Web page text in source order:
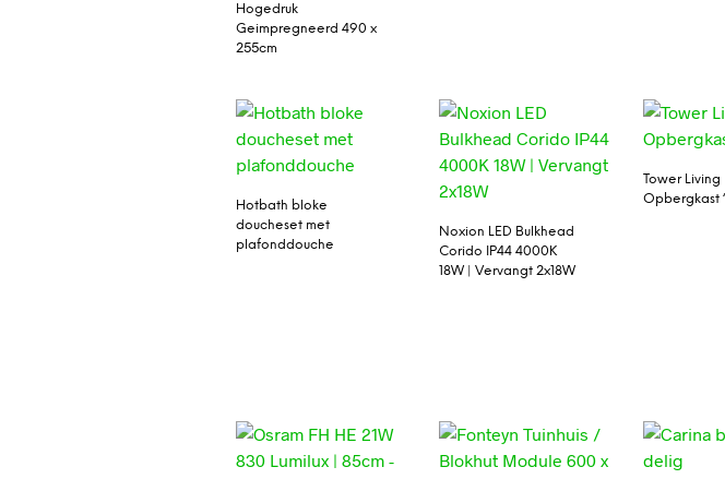
Hogedruk
Geimpregneerd 490 x
255cm
Hotbath bloke
doucheset met
plafonddouche
Noxion LED Bulkhead
Corido IP44 4000K
18W | Vervangt 2x18W
Tower Living
Opbergkast